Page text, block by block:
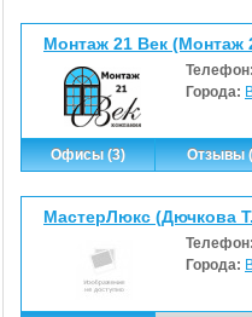
Монтаж 21 Век
Города:
Офисы (3) Отзывы
МастерЛюкс (Дючкова
Города: